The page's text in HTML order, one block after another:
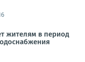
жителям в период